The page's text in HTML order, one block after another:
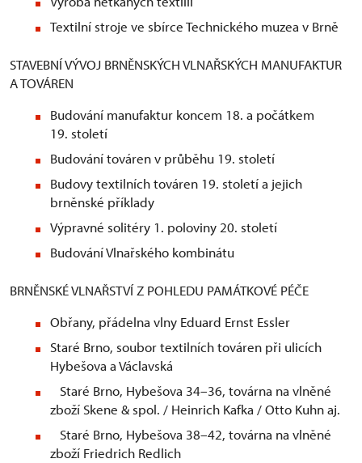
Textilní stroje ve sbírce Technického muzea v Brně
STAVEBNÍ VÝVOJ BRNĚNSKÝCH VLNAŘSKÝCH MANUFAKTUR
A TOVÁREN
Budování manufaktur koncem 18. a počátkem
19. století
Budování továren v průběhu 19. století
Budovy textilních továren 19. století a jejich
brněnské příklady
Výpravné solitéry 1. poloviny 20. století
Budování Vlnařského kombinátu
BRNĚNSKÉ VLNAŘSTVÍ Z POHLEDU PAMÁTKOVÉ PÉČE
Obřany, přádelna vlny Eduard Ernst Essler
Staré Brno, soubor textilních továren při ulicích
Hybešova a Václavská
Staré Brno, Hybešova 34–36, továrna na vlněné
zboží Skene & spol. / Heinrich Kafka / Otto Kuhn aj.
Staré Brno, Hybešova 38–42, továrna na vlněné
zboží Friedrich Redlich